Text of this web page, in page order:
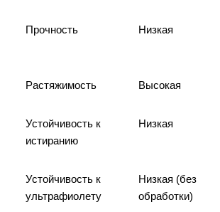
Прочность Низкая
Растяжимость Высокая
Устойчивость к
истиранию
Низкая
Устойчивость к
ультрафиолету
Низкая (без
обработки)